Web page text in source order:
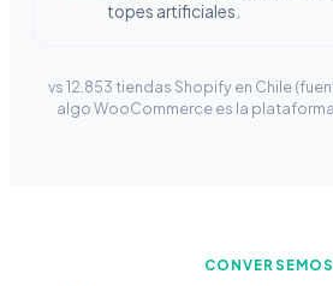
topes artificiales.
vs 12.853 tiendas Shopify en Chile
algo WooCommerce es la
CONVERSEMOS